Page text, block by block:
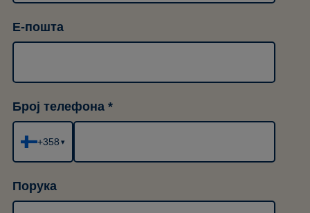
Е-пошта
Број телефона
+358 ▾
Порука